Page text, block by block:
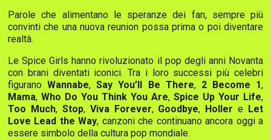
Parole che alimentano le speranze dei fan, sempre più
convinti che una nuova reunion possa prima o poi diventare
realtà.
Le Spice Girls hanno rivoluzionato il pop degli anni Novanta
con brani diventati iconici. Tra i loro successi più celebri
figuranoWannabe,Say You’ll Be There, 2 Become 1,
Mama, Who Do You Think You Are, Spice Up Your Life,
Too Much, Stop, Viva Forever, Goodbye, Holler e Let
Love Lead the Way, canzoni che continuano ancora oggi a
essere simbolo della cultura pop mondiale.